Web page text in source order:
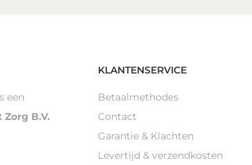
een
B.V.
KLANTENSERVICE
Betaalmethodes
Contact
Garantie & Klachten
Levertijd & verzendkosten